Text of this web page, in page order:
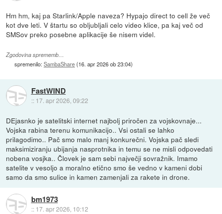
Hm hm, kaj pa Starlink/Apple naveza? Hypajo direct to cell že več
kot dve leti. V štartu so obljubljali celo video klice, pa kaj več od
SMSov preko posebne aplikacije še nisem videl.
Zgodovina sprememb…
spremenilo:SambaShare(16. apr 2026 ob 23:04)
FastWIND
:: 17. apr 2026, 09:22
DEjasnko je satelitski internet najbolj priročen za vojskovnaje...
Vojska rabina terenu komunikacijo.. Vsi ostali se lahko
prilagodimo.. Pač smo malo manj konkurečni. Vojska pač sledi
maksimiziranju ubijanja nasprotnika in temu se ne misli odpovedati
nobena vosjka.. Človek je sam sebi največji sovražnik. Imamo
satelite v vesoljo a moralno etično smo še vedno v kameni dobi
samo da smo sulice in kamen zamenjali za rakete in drone.
bm1973
:: 17. apr 2026, 10:12